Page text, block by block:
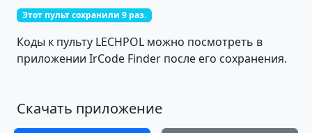
Этот пульт сохранили 9 раз.
Коды к пульту LECHPOL можно посмотреть в
приложении IrCode Finder после его сохранения.
Скачать приложение